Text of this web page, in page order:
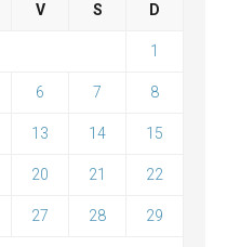
V S D
1
6 7 8
13 14 15
20 21 22
27 28 29